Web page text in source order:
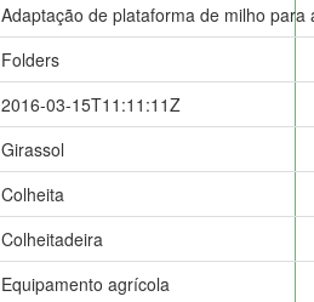
Adaptação de plataforma de milho para
Folders
2016-03-15T11:11:11Z
Girassol
Colheita
Colheitadeira
Equipamento agrícola